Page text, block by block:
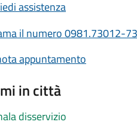
assistenza
il numero 0981.73012-
appuntamento
in città
disservizio